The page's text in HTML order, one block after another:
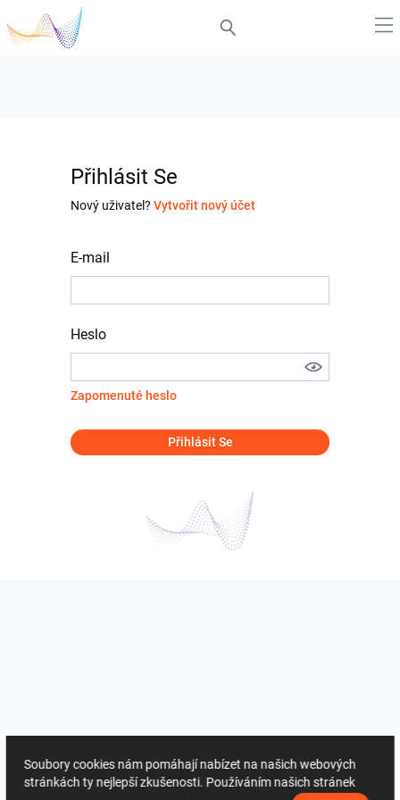
Přihlásit Se
Nový uživatel? Vytvořit nový účet
E-mail
Heslo
Zapomenuté heslo
Přihlásit Se
Soubory cookies nám pomáhají nabízet na našich webových
stránkách ty nejlepší zkušenosti. Používáním našich stránek